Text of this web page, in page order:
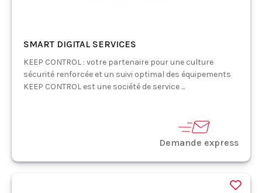
SMART DIGITAL SERVICES
KEEP CONTROL : votre partenaire pour une culture
sécurité renforcée et un suivi optimal des équipements
KEEP CONTROL est une société de service ...
Demande express